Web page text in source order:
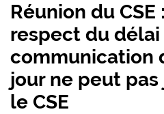
Réunion du CSE
respect du délai
communication
jour ne peut
le CSE